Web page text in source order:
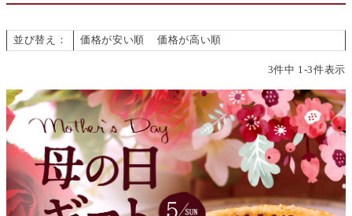
並び替え 価格が安い順 価格が高い順
3件中 1-3件表示